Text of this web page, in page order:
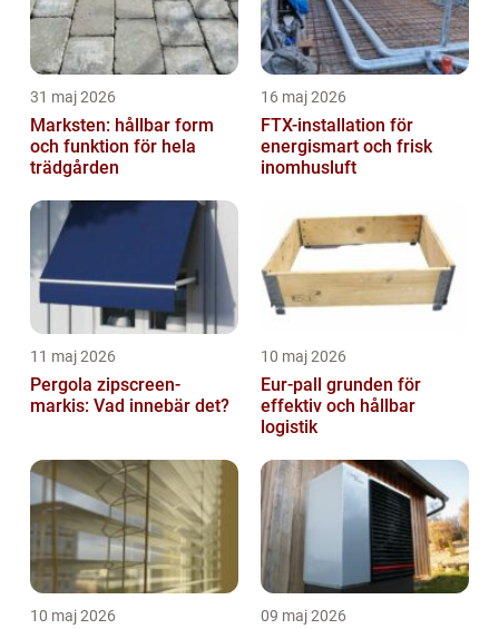
31 maj 2026
Marksten: hållbar form
och funktion för hela
trädgården
16 maj 2026
FTX-installation för
energismart och frisk
inomhusluft
11 maj 2026
Pergola zipscreen-
markis: Vad innebär det?
10 maj 2026
Eur-pall grunden för
effektiv och hållbar
logistik
10 maj 2026 09 maj 2026